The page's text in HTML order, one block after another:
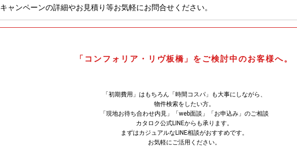
キャンペーンの詳細やお見積り等お気軽にお問合せください。
「コンフォリア・リヴ板橋」をご検討中のお客様へ。
「初期費用」はもちろん「時間コスパ」も大事にしながら、
物件検索をしたい方。
「現地お待ち合わせ内見」「web面談」「お申込み」のご相談
カタロク公式LINEからも承ります。
まずはカジュアルなLINE相談がおすすめです。
お気軽にご活用ください。